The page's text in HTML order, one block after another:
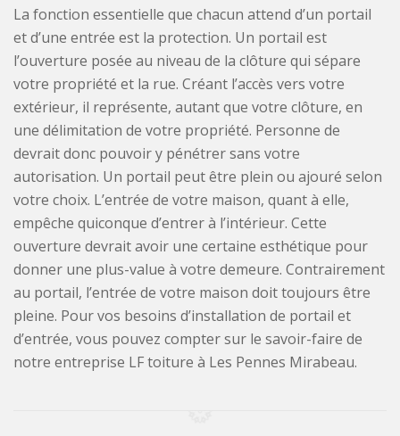
La fonction essentielle que chacun attend d’un portail
et d’une entrée est la protection. Un portail est
l’ouverture posée au niveau de la clôture qui sépare
votre propriété et la rue. Créant l’accès vers votre
extérieur, il représente, autant que votre clôture, en
une délimitation de votre propriété. Personne de
devrait donc pouvoir y pénétrer sans votre
autorisation. Un portail peut être plein ou ajouré selon
votre choix. L’entrée de votre maison, quant à elle,
empêche quiconque d’entrer à l’intérieur. Cette
ouverture devrait avoir une certaine esthétique pour
donner une plus-value à votre demeure. Contrairement
au portail, l’entrée de votre maison doit toujours être
pleine. Pour vos besoins d’installation de portail et
d’entrée, vous pouvez compter sur le savoir-faire de
notre entreprise LF toiture à Les Pennes Mirabeau.